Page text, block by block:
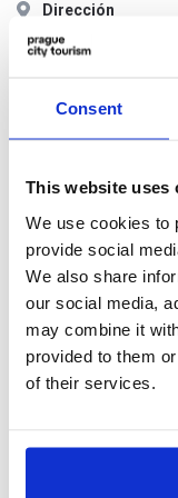
Consent
This website uses
We use cookies to
provide social
We also share
our social media,
may combine it
provided to them
of their services.
Dirección
Maiselova 15
110 00 Praha 1
La parada más
BUS Pařížská
Horario de
acorde a la
(las sinagogas
Sa cerrado